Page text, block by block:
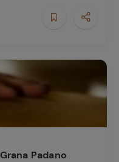
Padano